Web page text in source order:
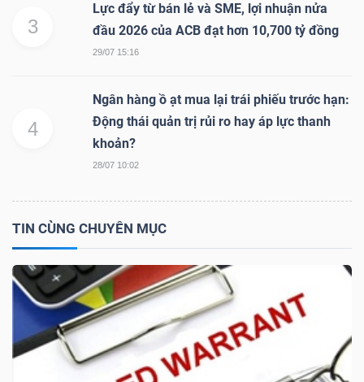
3
Lực đẩy từ bán lẻ và SME, lợi nhuận nửa
đầu 2026 của ACB đạt hơn 10,700 tỷ đồng
29/07 15:16
4
Ngân hàng ồ ạt mua lại trái phiếu trước hạn:
Động thái quản trị rủi ro hay áp lực thanh
khoản?
28/07 10:02
TIN CÙNG CHUYÊN MỤC
DOANH
CỔ
PHÁI
TRÁI
PHIẾU